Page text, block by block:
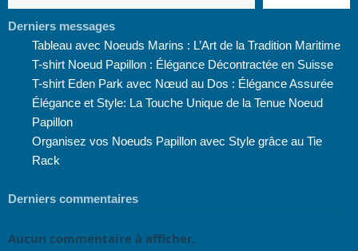
Derniers messages
Tableau avec Noeuds Marins : L’Art de la Tradition Maritime
T-shirt Noeud Papillon : Élégance Décontractée en Suisse
T-shirt Eden Park avec Nœud au Dos : Élégance Assurée
Élégance et Style: La Touche Unique de la Tenue Noeud
Papillon
Organisez vos Noeuds Papillon avec Style grâce au Tie
Rack
Derniers commentaires
Aucun commentaire à afficher.